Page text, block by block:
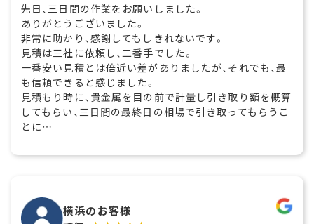
先日、三日間の作業をお願いしました。
ありがとうございました。
非常に助かり、感謝してもしきれないです。
見積は三社に依頼し、二番手でした。
一番安い見積とは倍近い差がありましたが、それでも、最
も信頼できると感じました。
見積もり時に、貴金属を目の前で計量し引き取り額を概算
してもらい、三日間の最終日の相場で引き取ってもらうこ
とに…
横浜のお客様